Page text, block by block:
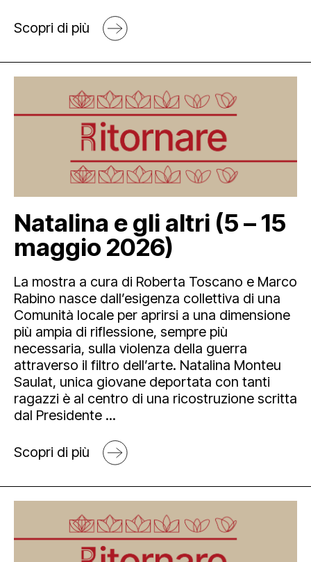
Scopri di più
Natalina e gli altri (5 – 15
maggio 2026)
La mostra a cura di Roberta Toscano e Marco
Rabino nasce dall’esigenza collettiva di una
Comunità locale per aprirsi a una dimensione
più ampia di riflessione, sempre più
necessaria, sulla violenza della guerra
attraverso il filtro dell’arte. Natalina Monteu
Saulat, unica giovane deportata con tanti
ragazzi è al centro di una ricostruzione scritta
dal Presidente ...
Scopri di più